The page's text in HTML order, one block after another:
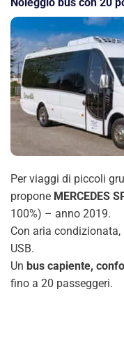
Per viaggi di piccoli
propone MERCEDES
100%) – anno 2019.
Con aria
USB.
Un bus capiente,
fino a 20 passeggeri.